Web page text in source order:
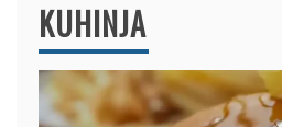
KUHINJA